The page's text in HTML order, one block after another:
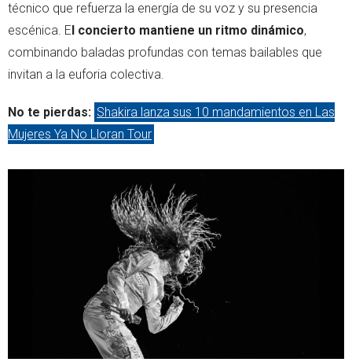
técnico que refuerza la energía de su voz y su presencia
escénica. E l concierto mantiene un ritmo dinámico,
combinando baladas profundas con temas bailables que
invitan a la euforia colectiva.
No te pierdas: Shakira lanza sus 10 mandamientos en Las
Mujeres Ya No Lloran Tour